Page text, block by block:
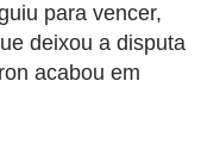
para vencer,
deixou a disputa
acabou em